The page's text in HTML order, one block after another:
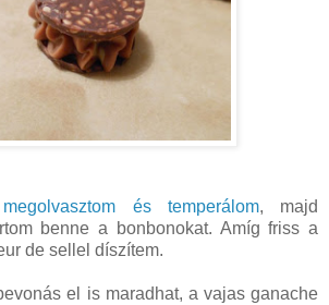
megolvasztom és temperálom, majd
benne a bonbonokat. Amíg friss a
de sellel díszítem.
el is maradhat, a vajas ganache